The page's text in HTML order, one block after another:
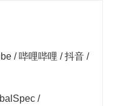
/ 哔哩哔哩 / 抖音 /
/